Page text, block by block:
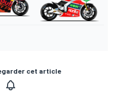
cet article